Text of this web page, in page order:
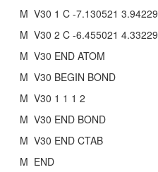
M V30 1 C -7.130521
M V30 2 C -6.455021
M V30 END ATOM
M V30 BEGIN BOND
M V30 1 1 1 2
M V30 END BOND
M V30 END CTAB
M END